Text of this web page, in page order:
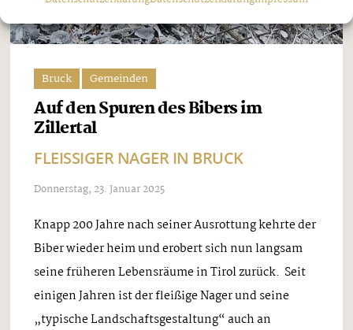
Bruck Gemeinden
Auf den Spuren des Bibers im
Zillertal
FLEISSIGER NAGER IN BRUCK
Donnerstag, 23. Januar 2025
Knapp 200 Jahre nach seiner Ausrottung kehrte der
Biber wieder heim und erobert sich nun langsam
seine früheren Lebensräume in Tirol zurück. Seit
einigen Jahren ist der fleißige Nager und seine
„typische Landschaftsgestaltung“ auch an